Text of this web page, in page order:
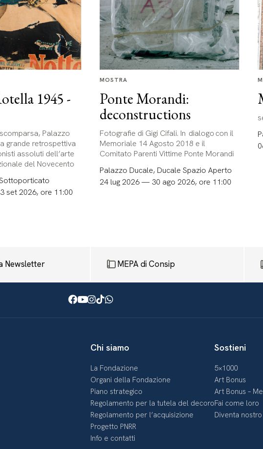
1945 -
Palazzo
grande retrospettiva
assoluti dell’arte
del Novecento
set 2026, ore 11:00
MOSTRA
Ponte Morandi:
deconstructions
Fotografie di Gigi Cifali. In dialogo con il
Memoriale 14 Agosto 2018 e il
Comitato Parenti Vittime Ponte Morandi
Palazzo Ducale, Ducale Spazio Aperto
24 lug 2026 — 30 ago 2026, ore 11:00
Newsletter MEPA di Consip
Facebook
Youtube
Instagram
TikTok
WhatsApp
Chi siamo
La Fondazione
Organi della Fondazione
Piano strategico
Regolamento per la tutela del decoro
Regolamento per l’acquisizione
Progetto PNRR
Info e contatti
Sostieni
5×1000
Art Bonus
Art Bonus –
Fai come loro
Diventa